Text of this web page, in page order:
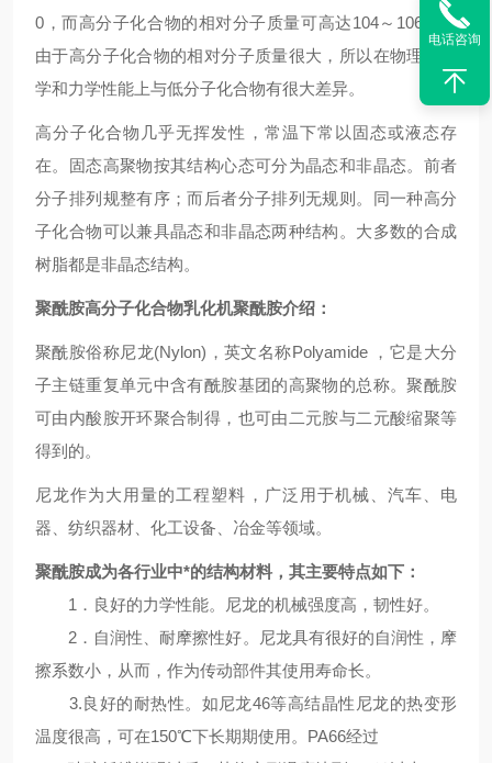
0，而高分子化合物的相对分子质量可高达104～106万。
由于高分子化合物的相对分子质量很大，所以在物理、化
学和力学性能上与低分子化合物有很大差异。
高分子化合物几乎无挥发性，常温下常以固态或液态存
在。固态高聚物按其结构心态可分为晶态和非晶态。前者
分子排列规整有序；而后者分子排列无规则。同一种高分
子化合物可以兼具晶态和非晶态两种结构。大多数的合成
树脂都是非晶态结构。
聚酰胺高分子化合物乳化机聚酰胺介绍：
聚酰胺俗称尼龙(Nylon)，英文名称Polyamide ，它是大分
子主链重复单元中含有酰胺基团的高聚物的总称。聚酰胺
可由内酸胺开环聚合制得，也可由二元胺与二元酸缩聚等
得到的。
尼龙作为大用量的工程塑料，广泛用于机械、汽车、电
器、纺织器材、化工设备、冶金等领域。
聚酰胺成为各行业中*的结构材料，其主要特点如下：
1．良好的力学性能。尼龙的机械强度高，韧性好。
2．自润性、耐摩擦性好。尼龙具有很好的自润性，摩
擦系数小，从而，作为传动部件其使用寿命长。
3.良好的耐热性。如尼龙46等高结晶性尼龙的热变形
温度很高，可在150℃下长期期使用。PA66经过
电话咨询